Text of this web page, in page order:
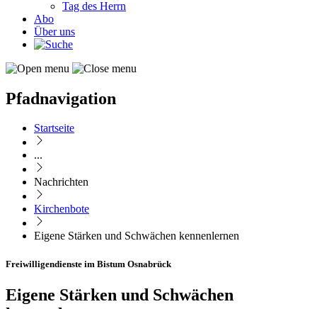
Tag des Herrn
Abo
Über uns
Pfadnavigation
Startseite
...
Nachrichten
Kirchenbote
Eigene Stärken und Schwächen kennenlernen
Freiwilligendienste im Bistum Osnabrück
Eigene Stärken und Schwächen